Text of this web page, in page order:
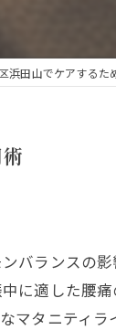
浜田山でケアする
バランスの
に適した腰痛
マタニティラ